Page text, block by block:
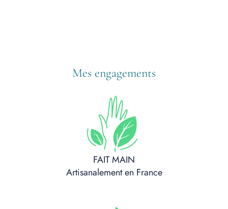
Mes engagements
FAIT MAIN
Artisanalement en France